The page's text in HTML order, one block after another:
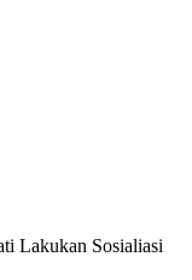
Lakukan Sosialiasi